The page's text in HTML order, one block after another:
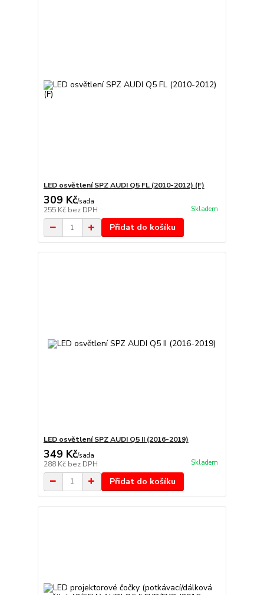
LED osvětlení SPZ AUDI Q5 FL (2010-2012) (F)
309 Kč/sada
255 Kč bez DPH Skladem
Přidat do košíku
LED osvětlení SPZ AUDI Q5 II (2016-2019)
349 Kč/sada
288 Kč bez DPH Skladem
Přidat do košíku